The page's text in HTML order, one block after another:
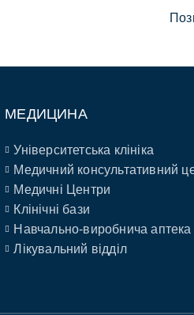
МЕДИЦИНА
Університетська клініка
Медичний консультативний
Медичні Центри
Клінічні бази
Навчально-виробнича аптека
Лікувальний відділ